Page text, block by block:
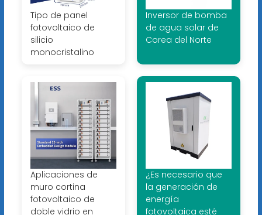
Tipo de panel
fotovoltaico de
silicio
monocristalino
Inversor de bomba
de agua solar de
Corea del Norte
Aplicaciones de
muro cortina
fotovoltaico de
doble vidrio en
¿Es necesario que
la generación de
energía
fotovoltaica esté